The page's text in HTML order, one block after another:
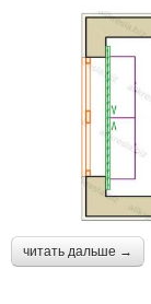
читать дальше →